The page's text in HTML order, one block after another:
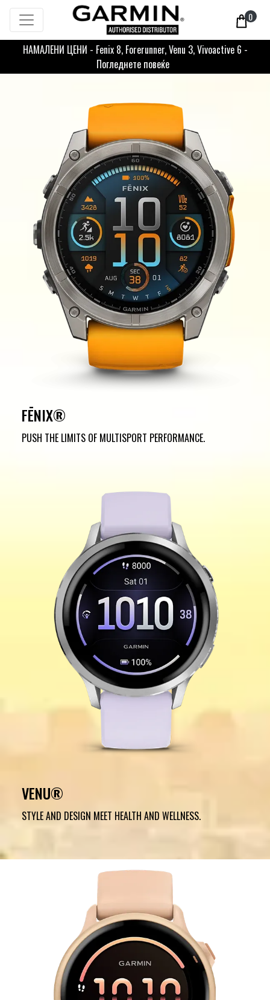
0
НАМАЛЕНИ ЦЕНИ - Fenix 8, Forerunner, Venu 3, Vivoactive 6 -
Погледнете повеќе
FĒNIX®
PUSH THE LIMITS OF MULTISPORT PERFORMANCE.
VENU®
STYLE AND DESIGN MEET HEALTH AND WELLNESS.